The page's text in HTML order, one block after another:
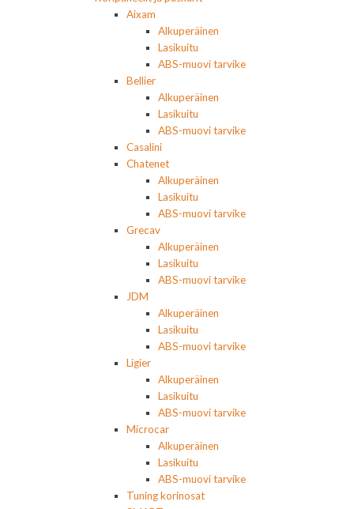
Aixam
Alkuperäinen
Lasikuitu
ABS-muovi tarvike
Bellier
Alkuperäinen
Lasikuitu
ABS-muovi tarvike
Casalini
Chatenet
Alkuperäinen
Lasikuitu
ABS-muovi tarvike
Grecav
Alkuperäinen
Lasikuitu
ABS-muovi tarvike
JDM
Alkuperäinen
Lasikuitu
ABS-muovi tarvike
Ligier
Alkuperäinen
Lasikuitu
ABS-muovi tarvike
Microcar
Alkuperäinen
Lasikuitu
ABS-muovi tarvike
Tuning korinosat